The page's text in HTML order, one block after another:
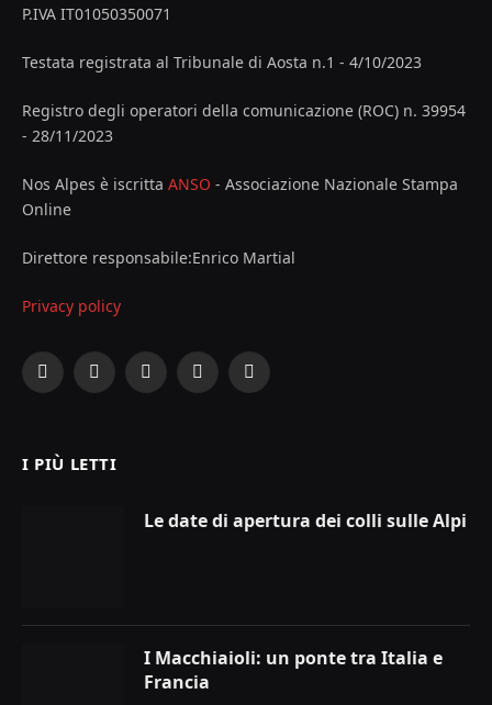
P.IVA IT01050350071
Testata registrata al Tribunale di Aosta n.1 - 4/10/2023
Registro degli operatori della comunicazione (ROC) n. 39954
- 28/11/2023
Nos Alpes è iscritta ANSO - Associazione Nazionale Stampa
Online
Direttore responsabile:Enrico Martial
Privacy policy
Facebook
X
InstagramYouTubeLinkedIn
I PIÙ LETTI
Le date di apertura dei colli sulle Alpi
I Macchiaioli: un ponte tra Italia e
Francia